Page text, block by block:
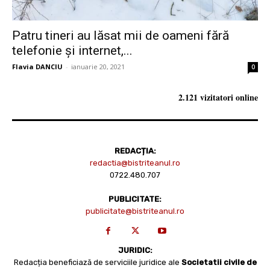
Patru tineri au lăsat mii de oameni fără
telefonie și internet,...
Flavia DANCIU - ianuarie 20, 2021 0
2.121 vizitatori online
REDACȚIA:
redactia@bistriteanul.ro
0722.480.707
PUBLICITATE:
publicitate@bistriteanul.ro
JURIDIC:
Redacția beneficiază de serviciile juridice ale Societatii civile de